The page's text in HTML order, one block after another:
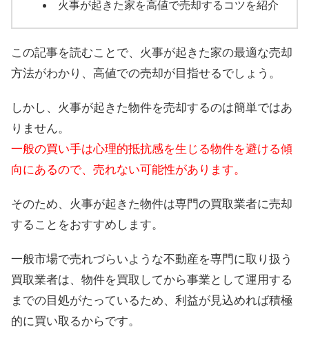
火事が起きた家を高値で売却するコツを紹介
この記事を読むことで、火事が起きた家の最適な売却
方法がわかり、高値での売却が目指せるでしょう。
しかし、火事が起きた物件を売却するのは簡単ではあ
りません。
一般の買い手は心理的抵抗感を生じる物件を避ける傾
向にあるので、 売れない可能性があります。
そのため、火事が起きた物件は専門の買取業者に売却
することをおすすめします。
一般市場で売れづらいような不動産を専門に取り扱う
買取業者は、物件を買取してから事業として運用する
までの目処がたっているため、利益が見込めれば積極
的に買い取るからです。